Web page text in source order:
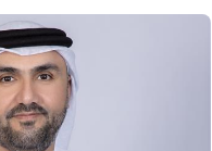
الإماراتية لتعزيز
الشباب وتعظيم